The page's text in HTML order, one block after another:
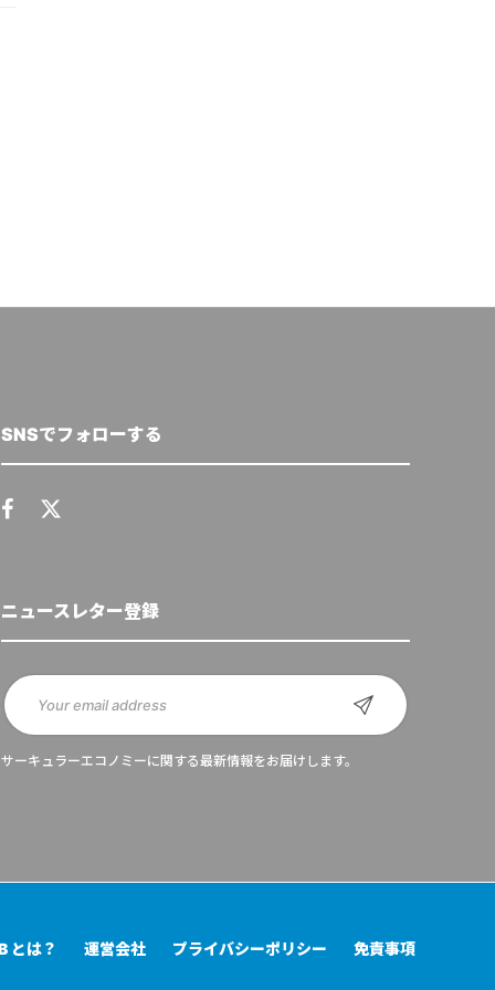
SNSでフォローする
ニュースレター登録
サーキュラーエコノミーに関する最新情報をお届けします。
とは？ 運営会社 プライバシーポリシー 免責事項